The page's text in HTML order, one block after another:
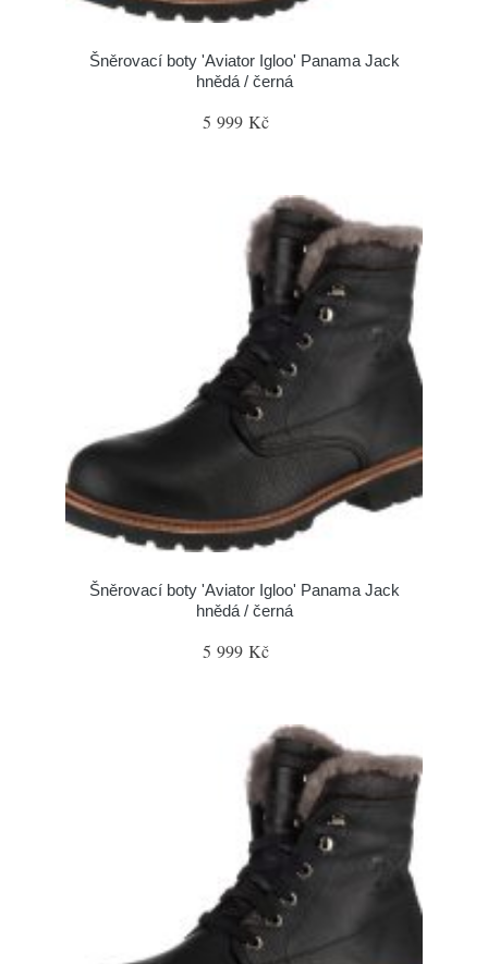
Šněrovací boty 'Aviator Igloo' Panama Jack
hnědá / černá
5 999 Kč
Šněrovací boty 'Aviator Igloo' Panama Jack
hnědá / černá
5 999 Kč